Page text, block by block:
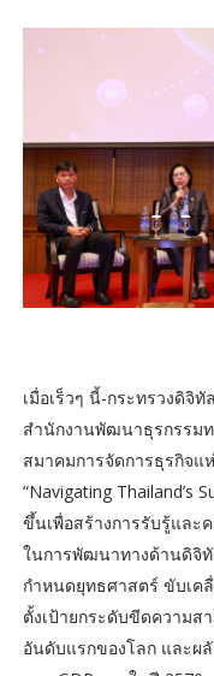
เมื่อเร็วๆ นี้-กระทรวงดิจิ
สำนักงานพัฒนาธุรกรรมท
สมาคมการจัดการธุรกิจแ
“Navigating Thailand’s
ขึ้นเพื่อสร้างการรับรู้และ
ในการพัฒนาทางด้านดิจิ
กำหนดยุทธศาสตร์ ขับเค
ตั้งเป้ายกระดับขีดความส
อันดับแรกของโลก และผ